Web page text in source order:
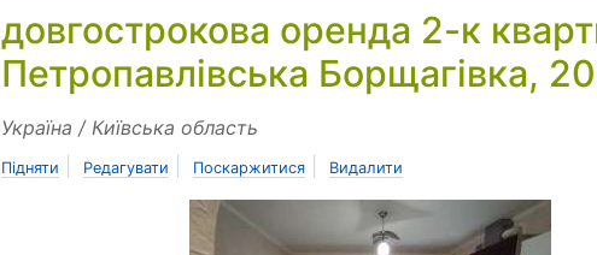
довгострокова оренда 2-к
Петропавлівська Борщагівка,
Україна / Київська область
Підняти Редагувати Поскаржитися Видалити